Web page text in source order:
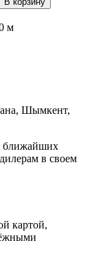
м
Шымкент,
ближайших
в своем
картой,